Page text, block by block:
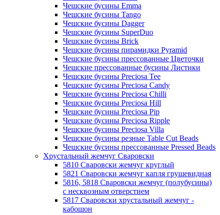
Чешские бусины Emma
Чешские бусины Tango
Чешские бусины Dagger
Чешские бусины SuperDuo
Чешские бусины Brick
Чешские бусины пирамидки Pyramid
Чешские бусины прессованные Цветочки
Чешские прессованные бусины Листики
Чешские бусины Preciosa Tee
Чешские бусины Preciosa Candy
Чешские бусины Preciosa Chilli
Чешские бусины Preciosa Hill
Чешские бусины Preciosa Pip
Чешские бусины Preciosa Ripple
Чешские бусины Preciosa Villa
Чешские бусины резные Table Cut Beads
Чешские бусины прессованные Pressed Beads
Хрустальный жемчуг Сваровски
5810 Сваровски жемчуг круглый
5821 Сваровски жемчуг капля грушевидная
5816, 5818 Сваровски жемчуг (полубусины)
с несквозным отверстием
5817 Сваровски хрустальный жемчуг -
кабошон